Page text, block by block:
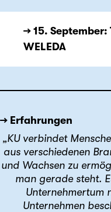
→ 15. September:
WELEDA
→ Erfahrungen
„KU verbindet
aus verschiedenen
und Wachsen zu
man gerade steht.
Unternehmertum
Unternehmen